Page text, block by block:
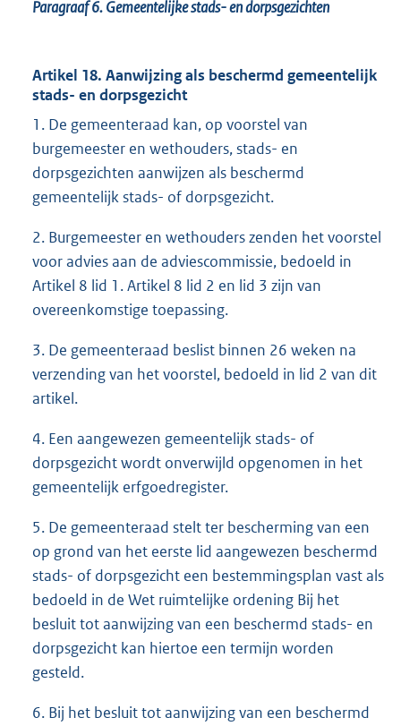
Paragraaf 6.Gemeentelijke stads- en dorpsgezichten
Artikel 18. Aanwijzing als beschermd gemeentelijk
stads- en dorpsgezicht
1. De gemeenteraad kan, op voorstel van
burgemeester en wethouders, stads- en
dorpsgezichten aanwijzen als beschermd
gemeentelijk stads- of dorpsgezicht.
2. Burgemeester en wethouders zenden het voorstel
voor advies aan de adviescommissie, bedoeld in
Artikel 8 lid 1. Artikel 8 lid 2 en lid 3 zijn van
overeenkomstige toepassing.
3. De gemeenteraad beslist binnen 26 weken na
verzending van het voorstel, bedoeld in lid 2 van dit
artikel.
4. Een aangewezen gemeentelijk stads- of
dorpsgezicht wordt onverwijld opgenomen in het
gemeentelijk erfgoedregister.
5. De gemeenteraad stelt ter bescherming van een
op grond van het eerste lid aangewezen beschermd
stads- of dorpsgezicht een bestemmingsplan vast als
bedoeld in de Wet ruimtelijke ordening Bij het
besluit tot aanwijzing van een beschermd stads- en
dorpsgezicht kan hiertoe een termijn worden
gesteld.
6. Bij het besluit tot aanwijzing van een beschermd